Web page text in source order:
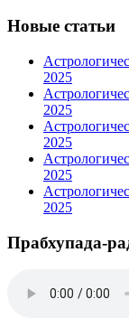
Новые статьи
2025
2025
2025
2025
2025
Прабхупада-